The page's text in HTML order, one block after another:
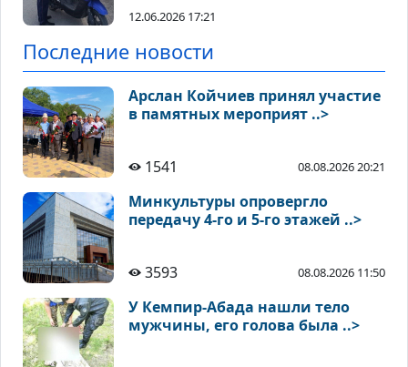
12.06.2026 17:21
Последние новости
Арслан Койчиев принял участие
в памятных мероприят ..>
1541 08.08.2026 20:21
Минкультуры опровергло
передачу 4-го и 5-го этажей ..>
3593 08.08.2026 11:50
У Кемпир-Абада нашли тело
мужчины, его голова была ..>